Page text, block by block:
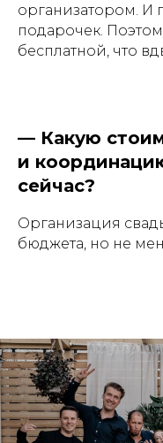
организатором. И
подарочек.
бесплатной, что
— Какую
и
сейчас?
Организация
бюджета, но не